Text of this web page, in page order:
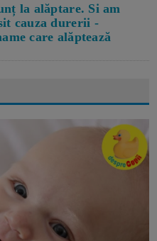
la alăptare. Si am
cauza durerii -
care alăptează